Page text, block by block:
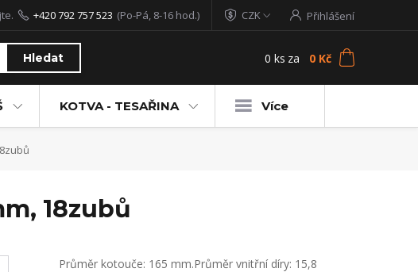
CZK Přihlášení
Hledat
+420 792 757 523 (Po-Pá, 8-16 hod.)
0 ks za 0 Kč
KOTVA - TESAŘINA Více
18zubů
Průměr kotouče: 165 mm.Průměr vnitřní díry: 15,8